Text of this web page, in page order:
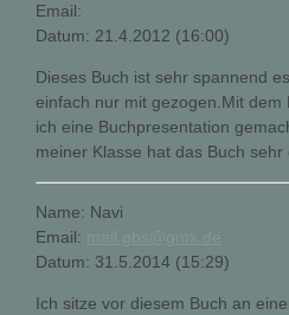
Email:
Datum: 21.4.2012 (16:00)
Dieses Buch ist sehr spannend
einfach nur mit gezogen.Mit dem
ich eine Buchpresentation
meiner Klasse hat das Buch sehr
Name: Navi
Email:
Datum: 31.5.2014 (15:29)
Ich sitze vor diesem Buch an